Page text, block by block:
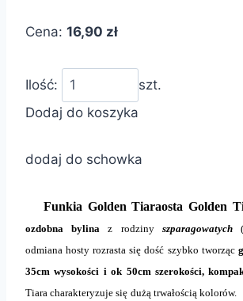
Cena: 16,90 zł
Ilość:
szt.
Dodaj do koszyka
dodaj do schowka
Funkia Golden Tiaraosta Golden
ozdobna bylina z rodziny szparagowatych(
odmiana hosty rozrasta się dość szybko tworząc
35cm wysokości i ok 50cm szerokości,
Tiara charakteryzuje się dużą trwałością